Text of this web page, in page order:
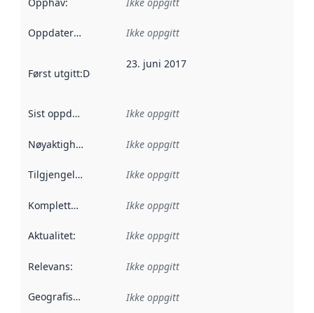
Oppdateringsfrekvens :
Ikke oppgitt
Først utgitt:Denne datoen sier når dataene i dette
23. juni 2017
Sist oppdatert Ikke oppgitt
Nøyaktighet Ikke oppgitt
Tilgjengelighet Ikke oppgitt
Kompletthet Ikke oppgitt
Aktualitet: Ikke oppgitt
Relevans: Ikke oppgitt
Geografisk avgrensning :
Ikke oppgitt